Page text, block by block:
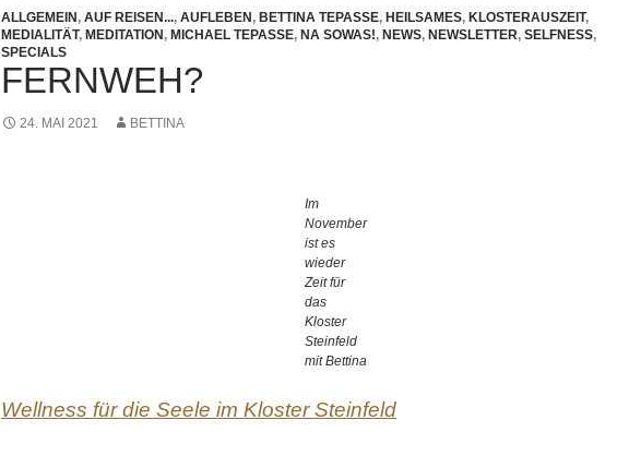
ALLGEMEIN, AUF REISEN..., AUFLEBEN, BETTINA TEPASSE, HEILSAMES, KLOSTERAUSZEIT,
MEDIALITÄT, MEDITATION, MICHAEL TEPASSE, NA SOWAS!, NEWS, NEWSLETTER, SELFNESS,
SPECIALS
FERNWEH?
24. MAI 2021 BETTINA
Im
November
ist es
wieder
Zeit für
das
Kloster
Steinfeld
mit Bettina
Wellness für die Seele im Kloster Steinfeld